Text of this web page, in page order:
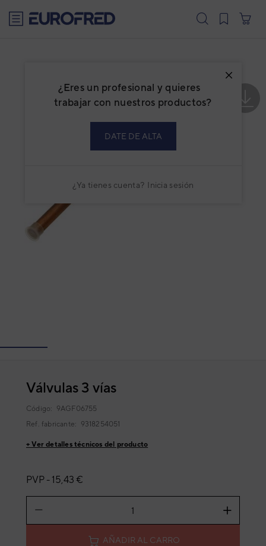
¿Eres un profesional y quieres
trabajar con nuestros productos?
DATE DE ALTA
¿Ya tienes cuenta? Inicia sesión
Válvulas 3 vías
Código: 9AGF06755
Ref. fabricante: 9318254051
+ Ver detalles técnicos del producto
PVP - 15,43 €
AÑADIR AL CARRO